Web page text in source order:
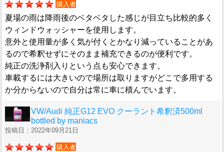
購入者
夏場の雨は降雨後のベタベタした感じが目立ち比較的多く
ウィンドウォッシャーを使用します。
意外と使用量が多く気が付くとかなり減っていることがあ
るので希釈せずにそのまま補充できるのが便利です。
純正の洗浄剤入りという点も安心できます。
車載するには大きいので場所は取りますがどこで多用する
か分からないので自分は常に車に積んでいます。
VW/Audi 純正G12 EVO クーラント希釈済500ml
bottled by maniacs
投稿日：2022年09月21日
購入者